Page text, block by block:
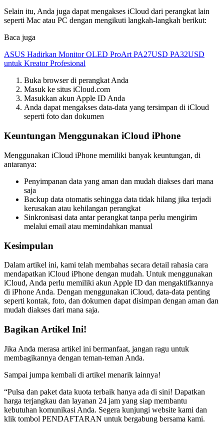
Selain itu, Anda juga dapat mengakses iCloud dari perangkat lain
seperti Mac atau PC dengan mengikuti langkah-langkah berikut:
Baca juga
ASUS Hadirkan Monitor OLED ProArt PA27USD PA32USD
untuk Kreator Profesional
Buka browser di perangkat Anda
Masuk ke situs iCloud.com
Masukkan akun Apple ID Anda
Anda dapat mengakses data-data yang tersimpan di iCloud
seperti foto dan dokumen
Keuntungan Menggunakan iCloud iPhone
Menggunakan iCloud iPhone memiliki banyak keuntungan, di
antaranya:
Penyimpanan data yang aman dan mudah diakses dari mana
saja
Backup data otomatis sehingga data tidak hilang jika terjadi
kerusakan atau kehilangan perangkat
Sinkronisasi data antar perangkat tanpa perlu mengirim
melalui email atau memindahkan manual
Kesimpulan
Dalam artikel ini, kami telah membahas secara detail rahasia cara
mendapatkan iCloud iPhone dengan mudah. Untuk menggunakan
iCloud, Anda perlu memiliki akun Apple ID dan mengaktifkannya
di iPhone Anda. Dengan menggunakan iCloud, data-data penting
seperti kontak, foto, dan dokumen dapat disimpan dengan aman dan
mudah diakses dari mana saja.
Bagikan Artikel Ini!
Jika Anda merasa artikel ini bermanfaat, jangan ragu untuk
membagikannya dengan teman-teman Anda.
Sampai jumpa kembali di artikel menarik lainnya!
“Pulsa dan paket data kuota terbaik hanya ada di sini! Dapatkan
harga terjangkau dan layanan 24 jam yang siap membantu
kebutuhan komunikasi Anda. Segera kunjungi website kami dan
klik tombol PENDAFTARAN untuk bergabung bersama kami.